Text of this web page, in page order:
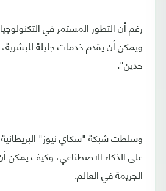
رغم أن التطور المستمر في
ويمكن أن يقدم خدمات جليلة
حدين".
وسلطت شبكة "سكاي نيوز" البريطانية
على الذكاء الاصطناعي، وكيف يمكن
الجريمة في العالم.